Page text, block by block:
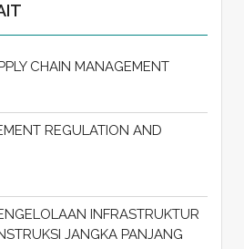
CHAIN MANAGEMENT
REGULATION AND
INFRASTRUKTUR
JANGKA PANJANG